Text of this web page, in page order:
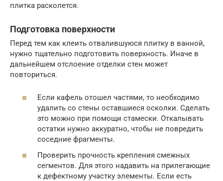
плитка расколется.
Подготовка поверхности
Перед тем как клеить отвалившуюся плитку в ванной,
нужно тщательно подготовить поверхность. Иначе в
дальнейшем отслоение отделки стен может
повториться.
Если кафель отошел частями, то необходимо
удалить со стены оставшиеся осколки. Сделать
это можно при помощи стамески. Откалывать
остатки нужно аккуратно, чтобы не повредить
соседние фрагменты.
Проверить прочность крепления смежных
сегментов. Для этого надавить на прилегающие
к дефектному участку элементы. Если есть